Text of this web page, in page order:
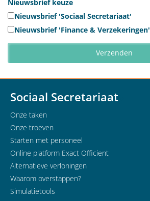
Nieuwsbrief keuze
Nieuwsbrief 'Sociaal Secretariaat'
Nieuwsbrief 'Finance & Verzekeringen'
Sociaal Secretariaat
Onze taken
Onze troeven
Starten met personeel
Online platform Exact Officient
Alternatieve verloningen
Waarom overstappen?
Simulatietools